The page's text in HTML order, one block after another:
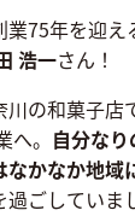
75年を迎
浩一さん！
川の和菓子店
。 自分な
かなか地域
過ごしていま